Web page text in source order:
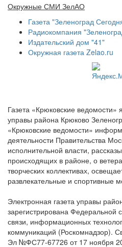
Окружные СМИ ЗелАО
Газета "Зеленоград
Радиокомпания
Издательский дом "41"
Окружная газета Zelao.ru
Газета «Крюковские
управы района Крюково
«Крюковские ведомости»
деятельности Правительства
исполнительной власти,
происходящих в районе, о
творческих коллективах,
развлекательные и спортивные
Электронная газета управы
зарегистрирована Федеральной
связи, информационных
коммуникаций (Роскомнадзор).
Эл №ФС77-67726 от 17 ноября